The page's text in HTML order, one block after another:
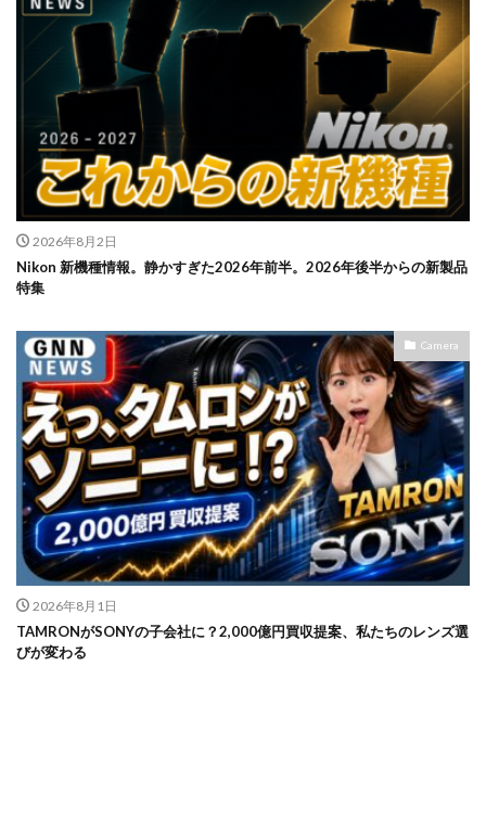
2026年8月2日
Nikon 新機種情報。静かすぎた2026年前半。2026年後半からの新製品
特集
Camera
2026年8月1日
TAMRONがSONYの子会社に？2,000億円買収提案、私たちのレンズ選
びが変わる